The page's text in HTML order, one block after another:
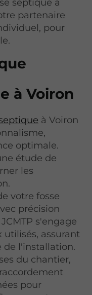
partenaire
pour
à Voiron
à Voiron
optimale.
étude de
les
votre fosse
précision
s'engage
assurant
de l'installation.
du chantier,
pour